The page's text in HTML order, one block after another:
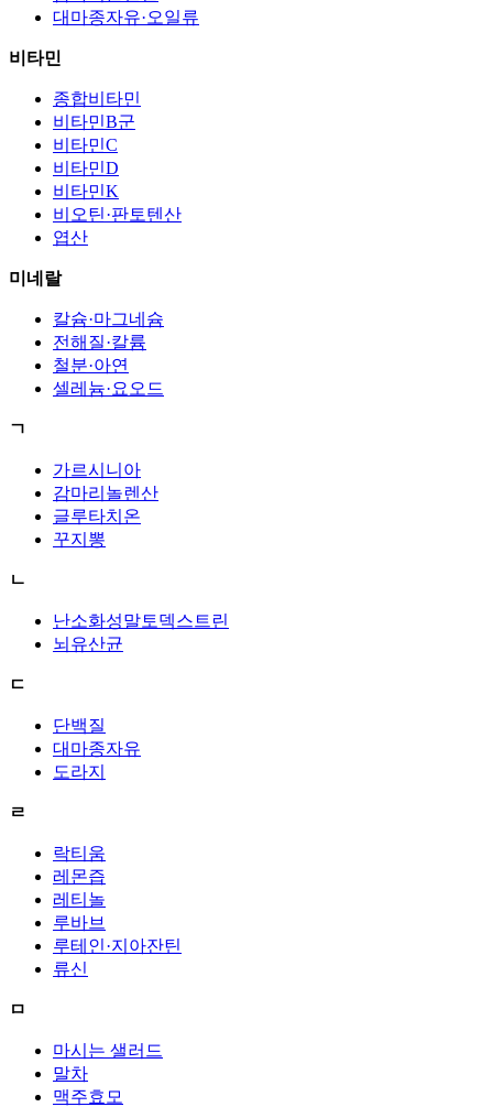
대마종자유·오일류
비타민
종합비타민
비타민B군
비타민C
비타민D
비타민K
비오틴·판토텐산
엽산
미네랄
칼슘·마그네슘
전해질·칼륨
철분·아연
셀레늄·요오드
ㄱ
가르시니아
감마리놀렌산
글루타치온
꾸지뽕
ㄴ
난소화성말토덱스트린
뇌유산균
ㄷ
단백질
대마종자유
도라지
ㄹ
락티움
레몬즙
레티놀
루바브
루테인·지아잔틴
류신
ㅁ
마시는 샐러드
말차
맥주효모